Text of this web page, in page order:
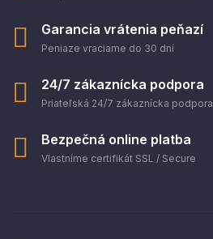
Garancia vrátenia peňazí
Peniaze vraciame do 30 dní
24/7 zákaznícka podpora
Priateľská 24/7 zákaznícka podpora
Bezpečná online platba
Vlastníme certifikát SSL / Secure